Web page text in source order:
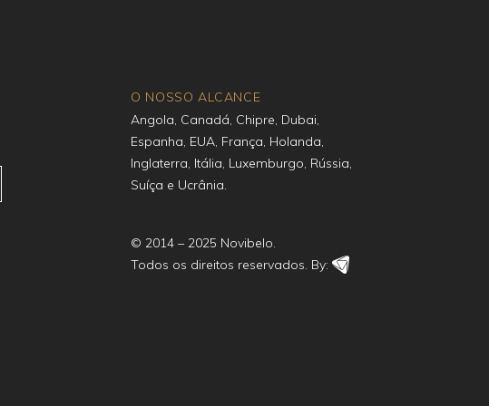
O NOSSO ALCANCE
Angola, Canadá, Chipre, Dubai,
Espanha, EUA, França, Holanda,
Inglaterra, Itália, Luxemburgo, Rússia,
Suíça e Ucrânia.
© 2014 – 2025 Novibelo.
Todos os direitos reservados. By: